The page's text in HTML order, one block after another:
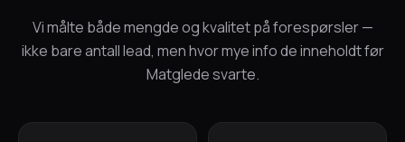
Vi målte både mengde og kvalitet på forespørsler —
ikke bare antall lead, men hvor mye info de inneholdt før
Matglede svarte.